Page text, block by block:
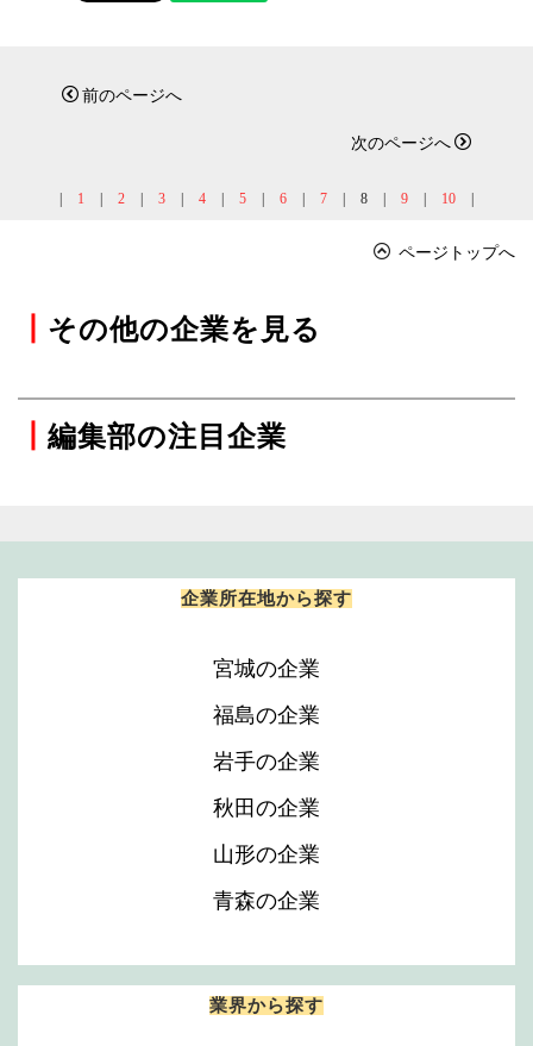
前のページへ
次のページへ
| 1 | 2 | 3 | 4 | 5 | 6 | 7 | 8 | 9 | 10 |
ページトップへ
┃ その他の企業を見る
┃ 編集部の注目企業
企業所在地から探す
宮城の企業
福島の企業
岩手の企業
秋田の企業
山形の企業
青森の企業
業界から探す